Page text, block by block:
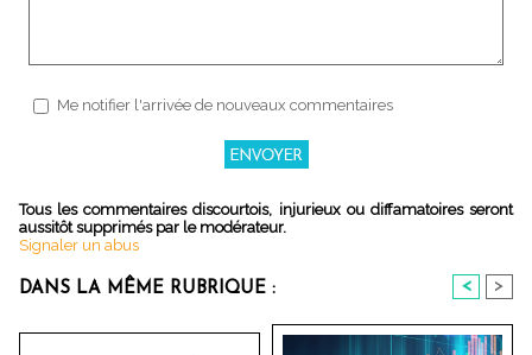
Me notifier l'arrivée de nouveaux commentaires
Tous les commentaires discourtois, injurieux ou diffamatoires seront
aussitôt supprimés par le modérateur.
Signaler un abus
DANS LA MÊME RUBRIQUE : < >